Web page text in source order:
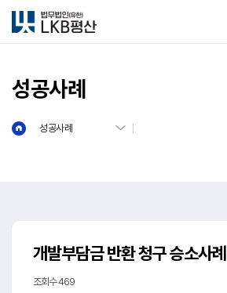
성공사례
성공사례
개발부담금 반환 청구 승소사례
조회수 469